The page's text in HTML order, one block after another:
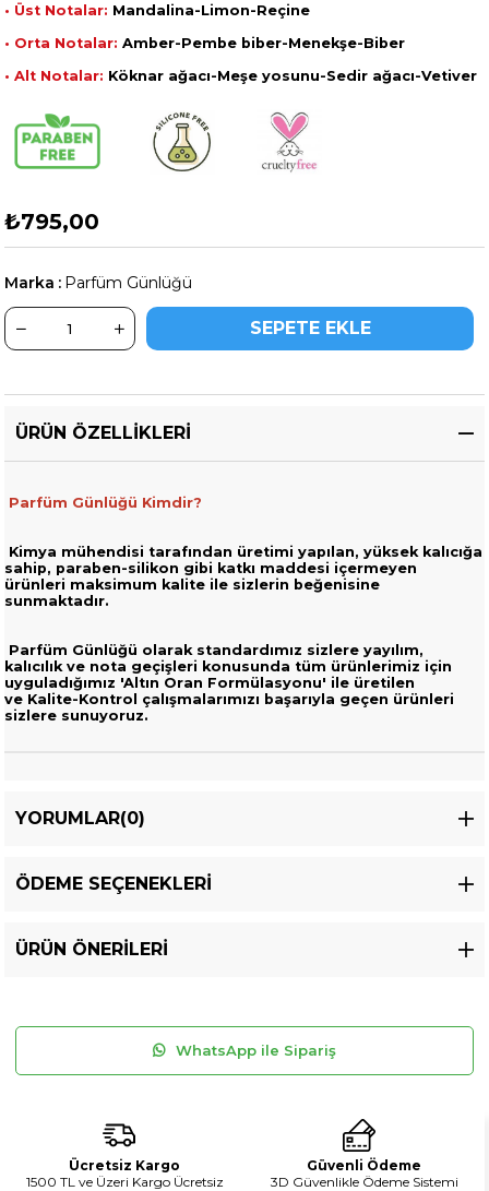
• Üst Notalar: Mandalina-Limon-Reçine
• Orta Notalar: Amber-Pembe biber-Menekşe-Biber
• Alt Notalar: Köknar ağacı-Meşe yosunu-Sedir ağacı-Vetiver
₺795,00
Marka : Parfüm Günlüğü
ÜRÜN ÖZELLIKLERI
Parfüm Günlüğü Kimdir?
Kimya mühendisi tarafından üretimi yapılan, yüksek kalıcığa
sahip, paraben-silikon gibi katkı maddesi içermeyen
ürünleri maksimum kalite ile sizlerin beğenisine
sunmaktadır.
Parfüm Günlüğü olarak standardımız sizlere yayılım,
kalıcılık ve nota geçişleri konusunda tüm ürünlerimiz için
uyguladığımız 'Altın Oran Formülasyonu' ile üretilen
ve Kalite-Kontrol çalışmalarımızı başarıyla geçen ürünleri
sizlere sunuyoruz.
YORUMLAR(0)
ÖDEME SEÇENEKLERI
ÜRÜN ÖNERILERI
WhatsApp ile Sipariş
Ücretsiz Kargo
1500 TL ve Üzeri Kargo Ücretsiz
Güvenli Ödeme
3D Güvenlikle Ödeme Sistemi